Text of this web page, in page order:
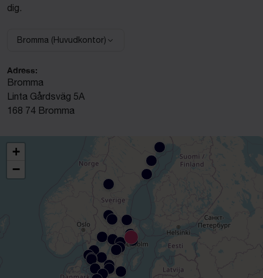
dig.
Välj anläggning:
Bromma (Huvudkontor)
Adress:
Bromma
Linta Gårdsväg 5A
168 74 Bromma
+
−